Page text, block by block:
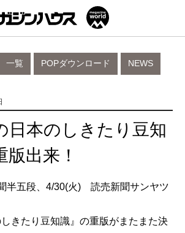
NEWS
POPダウンロード
一覧
日本のしきたり豆知
出来！
半五段、4/30(火) 読売新聞サンヤツ
しきたり豆知識』の重版がまたまた決